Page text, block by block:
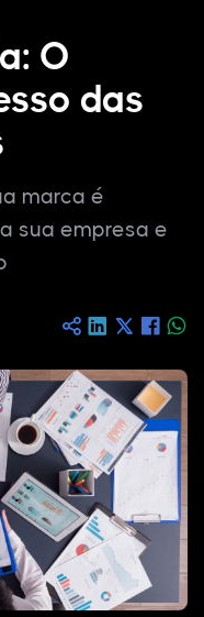
O
das
marca é
sua empresa e